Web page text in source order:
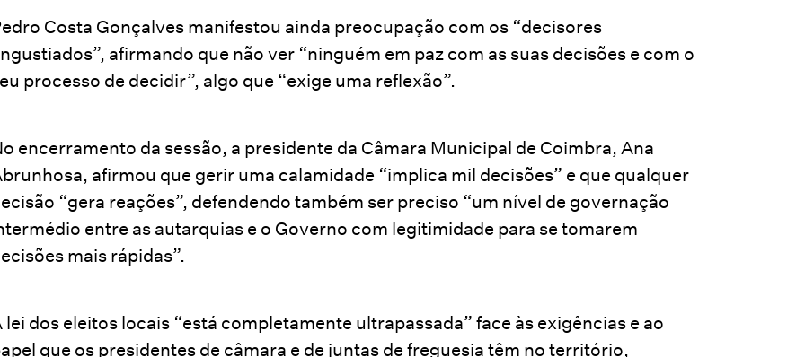
Costa Gonçalves manifestou ainda preocupação com os “decisores
afirmando que não ver “ninguém em paz com as suas decisões e com o
processo de decidir”, algo que “exige uma reflexão”.
encerramento da sessão, a presidente da Câmara Municipal de Coimbra, Ana
afirmou que gerir uma calamidade “implica mil decisões” e que qualquer
“gera reações”, defendendo também ser preciso “um nível de governação
entre as autarquias e o Governo com legitimidade para se tomarem
mais rápidas”.
lei dos eleitos locais “está completamente ultrapassada” face às exigências e ao
que os presidentes de câmara e de juntas de freguesia têm no território,